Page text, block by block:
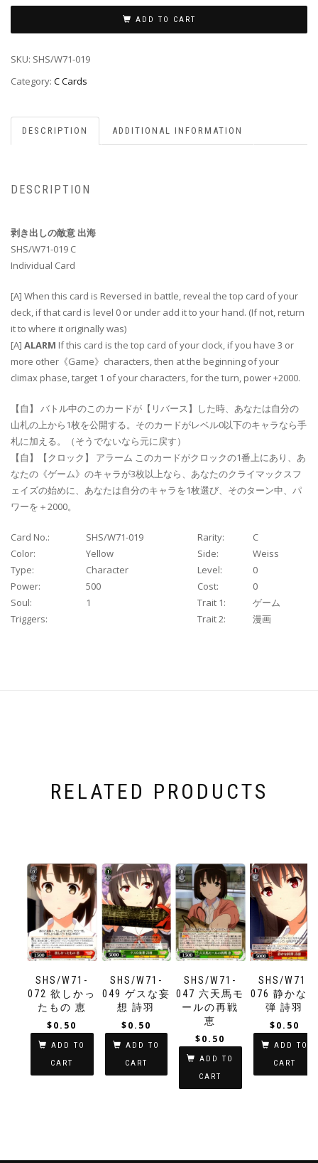
ADD TO CART
SKU: SHS/W71-019
Category: C Cards
DESCRIPTION ADDITIONAL INFORMATION
DESCRIPTION
剥き出しの敵意 出海
SHS/W71-019 C
Individual Card
[A] When this card is Reversed in battle, reveal the top card of your
deck, if that card is level 0 or under add it to your hand. (If not, return
it to where it originally was)
[A] ALARM If this card is the top card of your clock, if you have 3 or
more other《Game》characters, then at the beginning of your
climax phase, target 1 of your characters, for the turn, power +2000.
【自】 バトル中のこのカードが【リバース】した時、あなたは自分の
山札の上から1枚を公開する。そのカードがレベル0以下のキャラなら手
札に加える。（そうでないなら元に戻す）
【自】【クロック】 アラーム このカードがクロックの1番上にあり、あ
なたの《ゲーム》のキャラが3枚以上なら、あなたのクライマックスフ
ェイズの始めに、あなたは自分のキャラを1枚選び、そのターン中、パ
ワーを＋2000。
Card No.: SHS/W71-019 Rarity:
C
Color:
Yellow Side:
Weiss
Type:
Character Level:
0
Power:
500 Cost:
0
Soul:
1 Trait 1:
ゲーム
Triggers:
Trait 2: 漫画
RELATED PRODUCTS
SHS/W71-
072 欲しかっ
たもの 恵
$0.50
ADD TO
CART
SHS/W71-
049 ゲスな妄
想 詩羽
$0.50
ADD TO
CART
SHS/W71-
047 六天馬モ
ールの再戦
恵
$0.50
ADD TO
CART
SHS/W71-
076 静かな糾
弾 詩羽
$0.50
ADD TO
CART